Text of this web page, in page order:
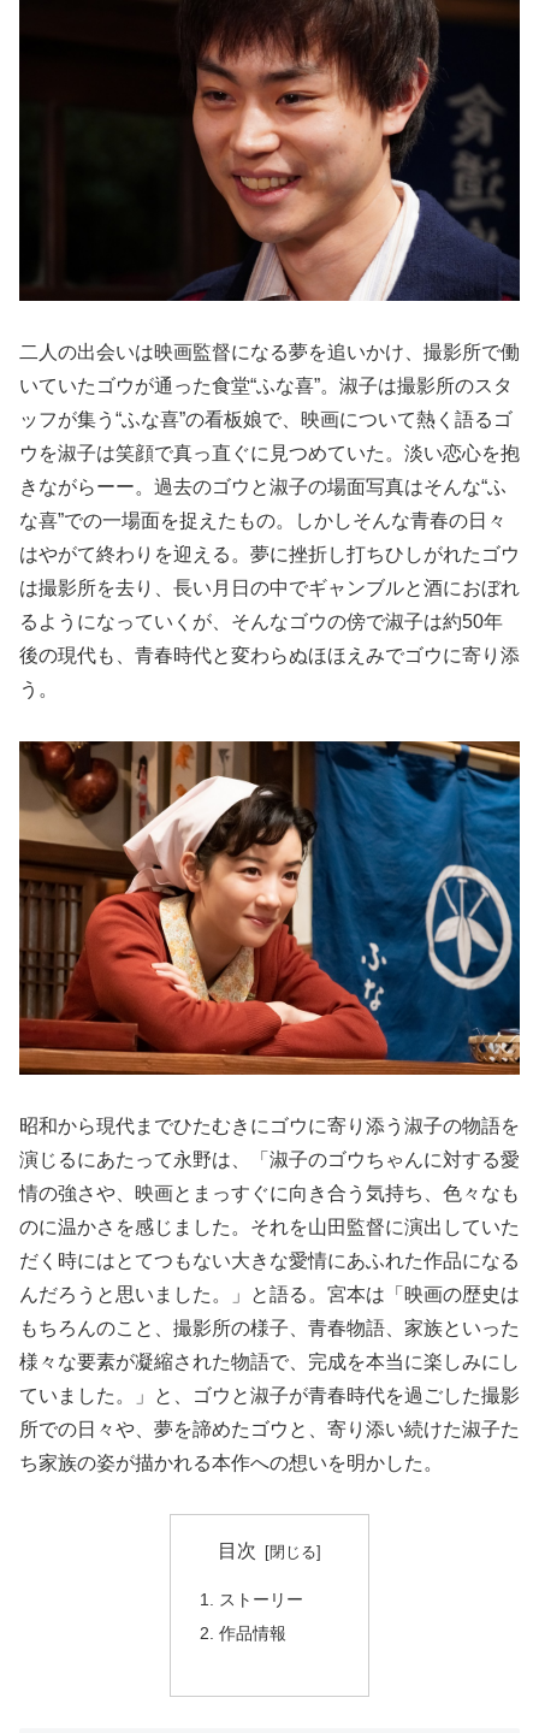
二人の出会いは映画監督になる夢を追いかけ、撮影所で働
いていたゴウが通った食堂“ふな喜”。淑子は撮影所のスタ
ッフが集う“ふな喜”の看板娘で、映画について熱く語るゴ
ウを淑子は笑顔で真っ直ぐに見つめていた。淡い恋心を抱
きながらーー。過去のゴウと淑子の場面写真はそんな“ふ
な喜”での一場面を捉えたもの。しかしそんな青春の日々
はやがて終わりを迎える。夢に挫折し打ちひしがれたゴウ
は撮影所を去り、長い月日の中でギャンブルと酒におぼれ
るようになっていくが、そんなゴウの傍で淑子は約50年
後の現代も、青春時代と変わらぬほほえみでゴウに寄り添
う。
昭和から現代までひたむきにゴウに寄り添う淑子の物語を
演じるにあたって永野は、「淑子のゴウちゃんに対する愛
情の強さや、映画とまっすぐに向き合う気持ち、色々なも
のに温かさを感じました。それを山田監督に演出していた
だく時にはとてつもない大きな愛情にあふれた作品になる
んだろうと思いました。」と語る。宮本は「映画の歴史は
もちろんのこと、撮影所の様子、青春物語、家族といった
様々な要素が凝縮された物語で、完成を本当に楽しみにし
ていました。」と、ゴウと淑子が青春時代を過ごした撮影
所での日々や、夢を諦めたゴウと、寄り添い続けた淑子た
ち家族の姿が描かれる本作への想いを明かした。
目次
ストーリー
作品情報